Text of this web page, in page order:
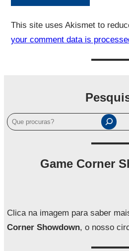
This site uses Akismet to
your comment data is
P
e
a
r
Game Corner
Clica na imagem para saber
Corner Showdown, o nosso